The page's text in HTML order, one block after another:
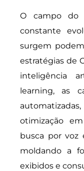
O campo do
constante
surgem
estratégias de
inteligência
learning, as
otimização
busca por voz
moldando a
exibidos e